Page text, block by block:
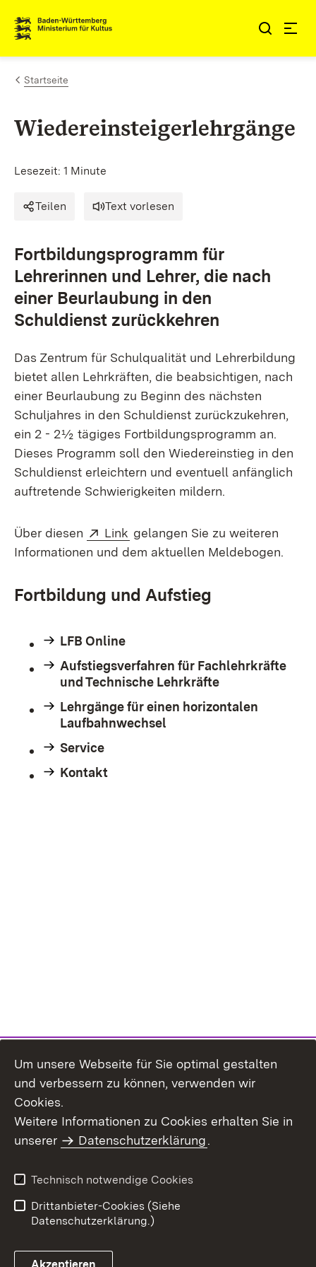
Zum Inhalt springen
Link zur Startseite
Startseite
Wiedereinsteigerlehrgänge
Lesezeit: 1 Minute
Teilen Text vorlesen
Fortbildungsprogramm für
Lehrerinnen und Lehrer, die nach
einer Beurlaubung in den
Schuldienst zurückkehren
Das Zentrum für Schulqualität und Lehrerbildung
bietet allen Lehrkräften, die beabsichtigen, nach
einer Beurlaubung zu Beginn des nächsten
Schuljahres in den Schuldienst zurückzukehren,
ein 2 - 2½ tägiges Fortbildungsprogramm an.
Dieses Programm soll den Wiedereinstieg in den
Schuldienst erleichtern und eventuell anfänglich
auftretende Schwierigkeiten mildern.
Über diesen Extern:
Link (Öffnet in neuem Fenster)
gelangen Sie zu weiteren
Informationen und dem aktuellen Meldebogen.
Fortbildung und Aufstieg
LFB Online
Aufstiegsverfahren für Fachlehrkräfte
und Technische Lehrkräfte
Lehrgänge für einen horizontalen
Laufbahnwechsel
Service
Kontakt
Benutzungshinweise
Erklärung zur
Um unsere Webseite für Sie optimal gestalten
und verbessern zu können, verwenden wir
Cookies.
Weitere Informationen zu Cookies erhalten Sie in
unserer
Datenschutzerklärung.
Technisch notwendige Cookies
Drittanbieter-Cookies (Siehe
Datenschutzerklärung.)